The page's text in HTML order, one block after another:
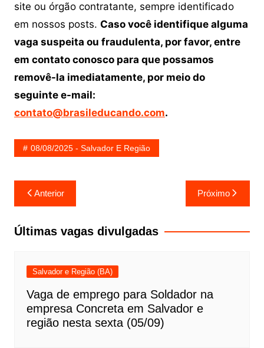
site ou órgão contratante, sempre identificado
em nossos posts. Caso você identifique alguma
vaga suspeita ou fraudulenta, por favor, entre
em contato conosco para que possamos
removê-la imediatamente, por meio do
seguinte e-mail:
contato@brasileducando.com.
08/08/2025 - Salvador E Região
Navegação
de
Post
Anterior Próximo
Últimas vagas divulgadas
Salvador e Região (BA)
Vaga de emprego para Soldador na
empresa Concreta em Salvador e
região nesta sexta (05/09)